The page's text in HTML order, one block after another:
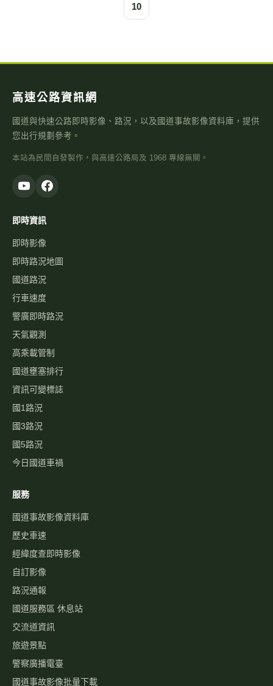
10
高速公路資訊網
國道與快速公路即時影像、路況，以及國道事故影像資料庫，提供
您出行規劃參考。
本站為民間自發製作，與高速公路局及 1968 專線無關。
即時資訊
即時影像
即時路況地圖
國道路況
行車速度
警廣即時路況
天氣觀測
高乘載管制
國道壅塞排行
資訊可變標誌
國1路況
國3路況
國5路況
今日國道車禍
服務
國道事故影像資料庫
歷史車速
經緯度查即時影像
自訂影像
路況通報
國道服務區 休息站
交流道資訊
旅遊景點
警察廣播電臺
國道事故影像批量下載